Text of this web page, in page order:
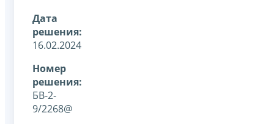
Дата
решения:
16.02.2024
Номер
решения:
БВ-2-
9/2268@